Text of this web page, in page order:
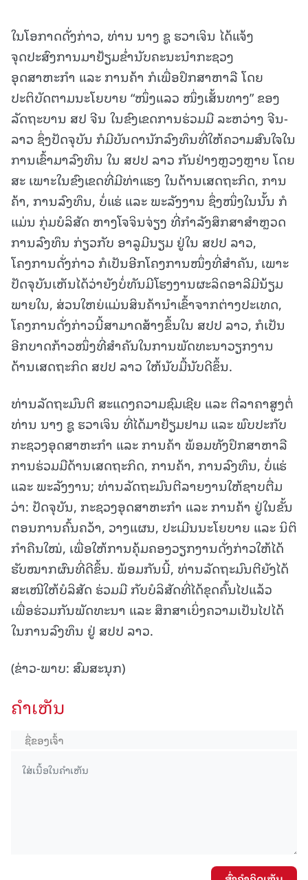
ໃນໂອກາດດັ່ງກ່າວ, ທ່ານ ນາງ ຊູ ຮວາເຈິນ ໄດ້ແຈ້ງ
ຈຸດປະສົງການມາຢ້ຽມຂໍ່ານັບຄະນະນຳກະຊວງ
ອຸດສາຫະກຳ ແລະ ການຄ້າ ກໍເພື່ອປຶກສາຫາລື ໂດຍ
ປະຕິບັດຕາມນະໂຍບາຍ “ໜຶ່ງແລວ ໜຶ່ງເສັ້ນທາງ” ຂອງ
ລັດຖະບານ ສປ ຈີນ ໃນຂົງເຂດການຮ່ວມມື ລະຫວ່າງ ຈີນ-
ລາວ ຊຶ່ງປັດຈຸບັນ ກໍມີບັນດານັກລົງທຶນທີ່ໃຫ້ຄວາມສົນໃຈໃນ
ການເຂົ້າມາລົງທຶນ ໃນ ສປປ ລາວ ກັນຢ່າງຫຼວງຫຼາຍ ໂດຍ
ສະ ເພາະໃນຂົງເຂດທີ່ມີທ່າແຮງ ໃນດ້ານເສດຖະກິດ, ການ
ຄ້າ, ການລົງທຶນ, ບໍ່ແຮ່ ແລະ ພະລັງງານ ຊຶ່ງໜຶ່ງໃນນັ້ນ ກໍ
ແມ່ນ ກຸ່ມບໍລິສັດ ຫາງໂຈຈິນຈ່ຽງ ທີ່ກໍາລັງສຶກສາສໍາຫຼວດ
ການລົງທຶນ ກ່ຽວກັບ ອາລູມີນຽມ ຢູ່ໃນ ສປປ ລາວ,
ໂຄງການດັ່ງກ່າວ ກໍເປັນອີກໂຄງການໜຶ່ງທີ່ສໍາຄັນ, ເພາະ
ປັດຈຸບັນເຫັນໄດ້ວ່າຍັງບໍ່ທັນມີໂຮງງານຜະລິດອາລີມີນ້ຽມ
ພາຍໃນ, ສ່ວນໃຫຍ່ແມ່ນສິນຄ້ານໍາເຂົ້າຈາກຕ່າງປະເທດ,
ໂຄງການດັ່ງກ່າວນີ້ສາມາດສ້າງຂຶ້ນໃນ ສປປ ລາວ, ກໍເປັນ
ອີກບາດກ້າວໜຶ່ງທີ່ສໍາຄັນໃນການພັດທະນາວຽກງານ
ດ້ານເສດຖະກິດ ສປປ ລາວ ໃຫ້ນັບມື້ນັບດີຂຶ້ນ.
ທ່ານລັດຖະມົນຕີ ສະແດງຄວາມຊົມເຊີຍ ແລະ ຕີລາຄາສູງຕໍ່
ທ່ານ ນາງ ຊູ ຮວາເຈິນ ທີ່ໄດ້ມາຢ້ຽມຢາມ ແລະ ພົບປະກັບ
ກະຊວງອຸດສາຫະກຳ ແລະ ການຄ້າ ພ້ອມທັງປຶກສາຫາລື
ການຮ່ວມມືດ້ານເສດຖະກິດ, ການຄ້າ, ການລົງທຶນ, ບໍ່ແຮ່
ແລະ ພະລັງງານ; ທ່ານລັດຖະມົນຕີລາຍງານໃຫ້ຊາບຕື່ມ
ວ່າ: ປັດຈຸບັນ, ກະຊວງອຸດສາຫະກຳ ແລະ ການຄ້າ ຢູ່ໃນຂັ້ນ
ຕອນການຄົ້ນຄວ້າ, ວາງແຜນ, ປະເມີນນະໂຍບາຍ ແລະ ນິຕິ
ກຳຄືນໃໝ່, ເພື່ອໃຫ້ການຄຸ້ມຄອງວຽກງານດັ່ງກ່າວໃຫ້ໄດ້
ຮັບໝາກຜົນທີ່ດີຂຶ້ນ. ພ້ອມກັນນີ້, ທ່ານລັດຖະມົນຕີຍັງໄດ້
ສະເໜີໃຫ້ບໍລິສັດ ຮ່ວມມື ກັບບໍລິສັດທີ່ໄດ້ຂຸດຄົ້ນໄປແລ້ວ
ເພື່ອຮ່ວມກັນພັດທະນາ ແລະ ສຶກສາເບິ່ງຄວາມເປັນໄປໄດ້
ໃນການລົງທຶນ ຢູ່ ສປປ ລາວ.
(ຂ່າວ-ພາບ: ສົມສະນຸກ)
ຄໍາເຫັນ